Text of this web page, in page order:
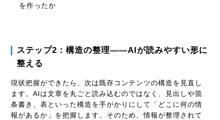
を作ったか
ステップ2：構造の整理——AIが読みやすい形に
整える
現状把握ができたら、次は既存コンテンツの構造を見直し
ます。AIは文章を丸ごと読み込むのではなく、見出しや箇
条書き、表といった構造を手がかりにして「どこに何の情
報があるか」を把握します。そのため、情報が整理されて